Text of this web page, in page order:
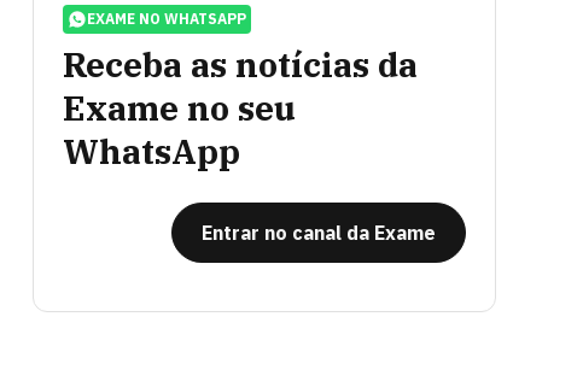
EXAME NO WHATSAPP
Receba as notícias da
Exame no seu
WhatsApp
Entrar no canal da Exame